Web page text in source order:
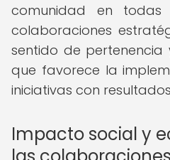
comunidad en
colaboraciones
sentido de pertenencia
que favorece la
iniciativas con
Impacto social y